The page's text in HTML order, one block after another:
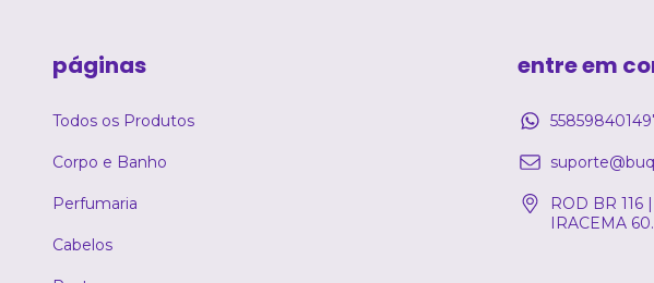
páginas
Todos os Produtos
Corpo e Banho
Perfumaria
Cabelos
entre em
ROD BR 116
IRACEMA